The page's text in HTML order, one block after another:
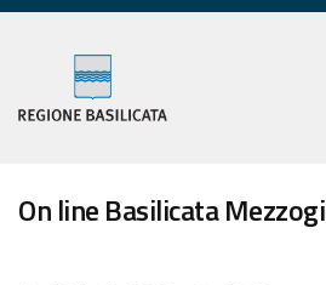
On line Basilicata